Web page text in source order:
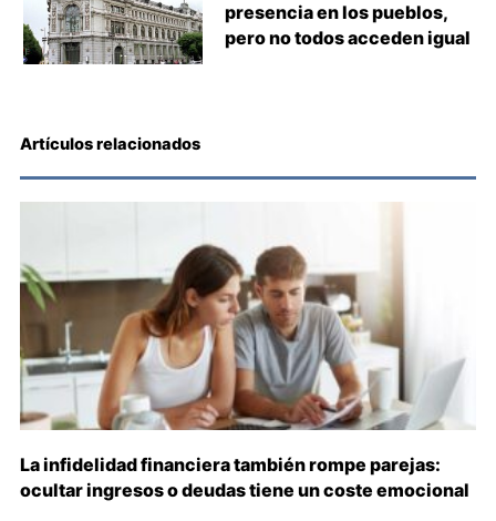
presencia en los pueblos,
pero no todos acceden igual
Artículos relacionados
La infidelidad financiera también rompe parejas:
ocultar ingresos o deudas tiene un coste emocional